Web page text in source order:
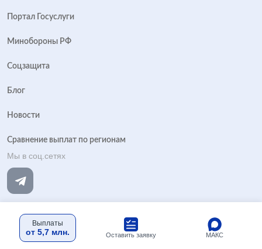
Выплаты
от 5,7 млн. Оставить заявку МАКС
Портал Госуслуги
Минобороны РФ
Соцзащита
Блог
Новости
Сравнение выплат по регионам
Мы в соц.сетях
© 2026 Портал контрактника. Все права защищены.
Политика конфиденциальности